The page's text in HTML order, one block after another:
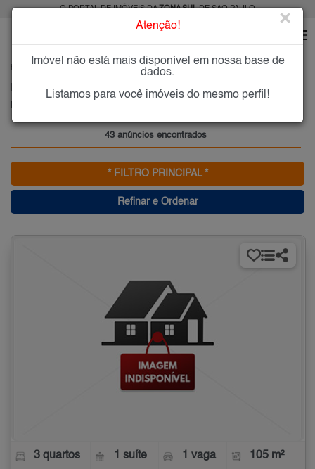
O PORTAL DE IMÓVEIS DAZONA SULDE SÃO PAULO
PARAÍSO (ZONA SUL)
43 anúncios encontrados
* FILTRO PRINCIPAL *
Refinar e Ordenar
3 quartos 1 suíte 1 vaga 105 m²
Atenção! ×
Imóvel não está mais disponível em nossa base de
dados.
Listamos para você imóveis do mesmo perfil!